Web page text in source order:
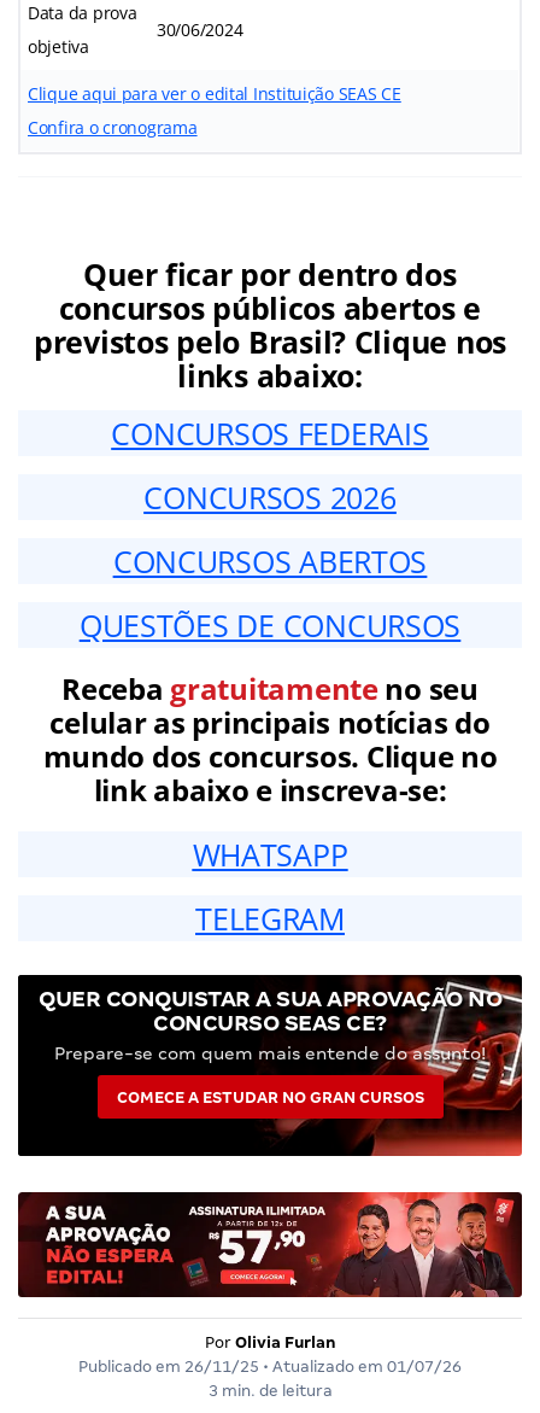
Data da prova
objetiva
30/06/2024
Clique aqui para ver o edital Instituição SEAS CE
Confira o cronograma
Quer ficar por dentro dos
concursos públicos abertos e
previstos pelo Brasil? Clique nos
links abaixo:
CONCURSOS FEDERAIS
CONCURSOS 2026
CONCURSOS ABERTOS
QUESTÕES DE CONCURSOS
Receba gratuitamenteno seu
celular as principais notícias do
mundo dos concursos. Clique no
link abaixo e inscreva-se:
WHATSAPP
TELEGRAM
QUER CONQUISTAR A SUA APROVAÇÃO NO
CONCURSO SEAS CE?
Prepare-se com quem mais entende do assunto!
COMECE A ESTUDAR NO GRAN CURSOS
Por Olivia Furlan
Publicado em 26/11/25 • Atualizado em 01/07/26
3 min. de leitura